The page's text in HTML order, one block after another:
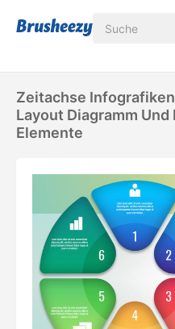
Zeitachse
Layout Diagramm
Elemente